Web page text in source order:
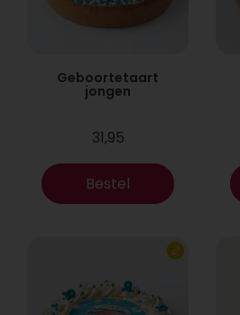
Geboortetaart
jongen
31,95
Bestel